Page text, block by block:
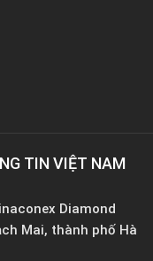
TIN VIỆT NAM
Diamond
Mai, thành phố Hà